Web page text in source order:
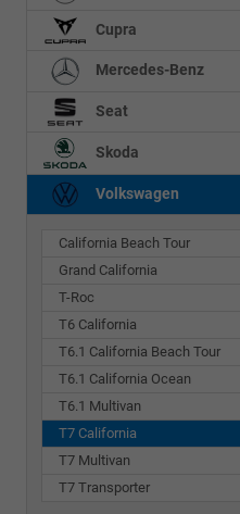
Cupra
Mercedes-Benz
Seat
Skoda
Volkswagen
California Beach Tour
Grand California
T-Roc
T6 California
T6.1 California Beach Tour
T6.1 California Ocean
T6.1 Multivan
T7 California
T7 Multivan
T7 Transporter